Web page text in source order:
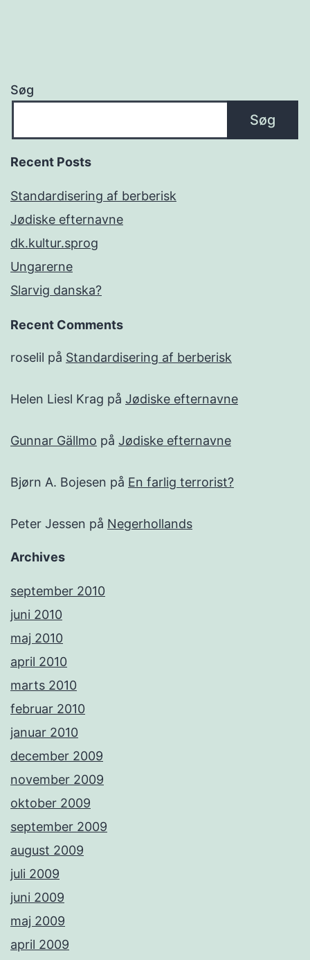
Søg
Søg
Recent Posts
Standardisering af berberisk
Jødiske efternavne
dk.kultur.sprog
Ungarerne
Slarvig danska?
Recent Comments
roselil på Standardisering af berberisk
Helen Liesl Krag på Jødiske efternavne
Gunnar Gällmo på Jødiske efternavne
Bjørn A. Bojesen på En farlig terrorist?
Peter Jessen på Negerhollands
Archives
september 2010
juni 2010
maj 2010
april 2010
marts 2010
februar 2010
januar 2010
december 2009
november 2009
oktober 2009
september 2009
august 2009
juli 2009
juni 2009
maj 2009
april 2009